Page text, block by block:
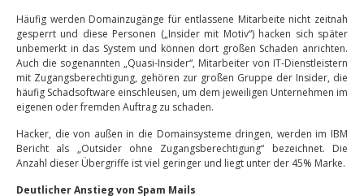
Häufig werden Domainzugänge für entlassene Mitarbeite nicht zeitnah
gesperrt und diese Personen („Insider mit Motiv“) hacken sich später
unbemerkt in das System und können dort großen Schaden anrichten.
Auch die sogenannten „Quasi-Insider“, Mitarbeiter von IT-Dienstleistern
mit Zugangsberechtigung, gehören zur großen Gruppe der Insider, die
häufig Schadsoftware einschleusen, um dem jeweiligen Unternehmen im
eigenen oder fremden Auftrag zu schaden.
Hacker, die von außen in die Domainsysteme dringen, werden im IBM
Bericht als „Outsider ohne Zugangsberechtigung“ bezeichnet. Die
Anzahl dieser Übergriffe ist viel geringer und liegt unter der 45% Marke.
Deutlicher Anstieg von Spam Mails